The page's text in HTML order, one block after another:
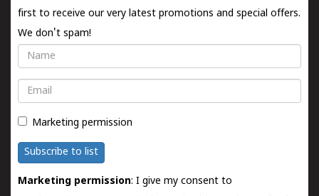
first to receive our very latest promotions and special offers.
We don't spam!
Name
Email
Marketing permission
Subscribe to list
Marketing permission: I give my consent to